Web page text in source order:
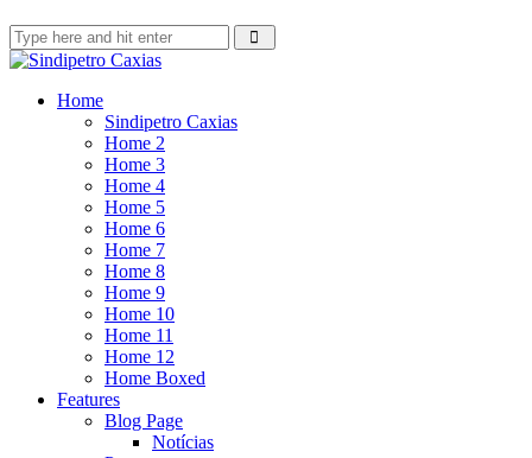
Home
Sindipetro Caxias
Home 2
Home 3
Home 4
Home 5
Home 6
Home 7
Home 8
Home 9
Home 10
Home 11
Home 12
Home Boxed
Features
Blog Page
Notícias